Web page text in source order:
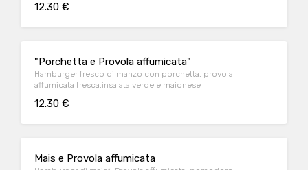
12.30 €
"Porchetta e Provola affumicata"
Hamburger fresco di manzo con porchetta, provola
affumicata fresca,insalata verde e maionese
12.30 €
Mais e Provola affumicata